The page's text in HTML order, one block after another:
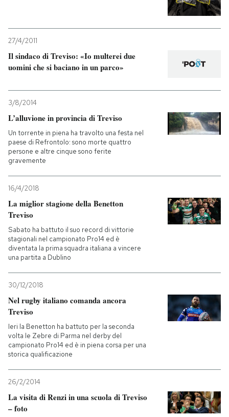
27/4/2011
Il sindaco di Treviso: «Io multerei due
uomini che si baciano in un parco»
3/8/2014
L’alluvione in provincia di Treviso
Un torrente in piena ha travolto una festa nel
paese di Refrontolo: sono morte quattro
persone e altre cinque sono ferite
gravemente
16/4/2018
La miglior stagione della Benetton
Treviso
Sabato ha battuto il suo record di vittorie
stagionali nel campionato Pro14 ed è
diventata la prima squadra italiana a vincere
una partita a Dublino
30/12/2018
Nel rugby italiano comanda ancora
Treviso
Ieri la Benetton ha battuto per la seconda
volta le Zebre di Parma nel derby del
campionato Pro14 ed è in piena corsa per una
storica qualificazione
26/2/2014
La visita di Renzi in una scuola di Treviso
– foto